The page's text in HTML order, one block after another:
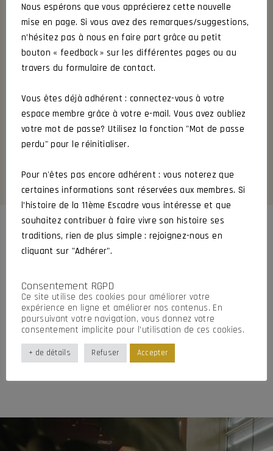
OUR GALLERY
for lifeu2019s simple pleasures.
Make people happy, have some
fun and be number one. The
pleasure of finding the
Nous espérons que vous apprécierez cette nouvelle
mise en page. Si vous avez des remarques/suggestions,
n’hésitez pas à nous en faire part grâce au petit
bouton « feedback » sur les différentes pages ou au
travers du formulaire de contact.
Vous êtes déjà adhérent : connectez-vous à votre
espace membre grâce à votre e-mail. Vous avez oubliez
votre mot de passe? Utilisez la fonction "Mot de passe
perdu" pour le réinitialiser.
Pour n'êtes pas encore adhérent : vous noterez que
certaines informations sont réservées aux membres. Si
l’histoire de la 11ème Escadre vous intéresse et que
souhaitez contribuer à faire vivre son histoire ses
traditions, rien de plus simple : rejoignez-nous en
cliquant sur "Adhérer".
Consentement RGPD
Ce site utilise des cookies pour améliorer votre
expérience en ligne et améliorer nos contenus. En
poursuivant votre navigation, vous donnez votre
consentement implicite pour l’utilisation de ces cookies.
+ de détails Refuser Accepter